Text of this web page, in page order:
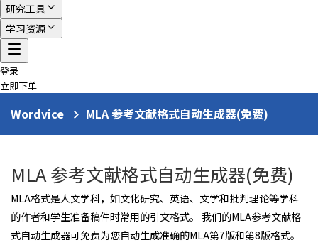
研究工具
学习资源
登录
立即下单
Wordvice MLA 参考文献格式自动生成器(免费)
MLA 参考文献格式自动生成器(免费)
MLA格式是人文学科，如文化研究、英语、文学和批判理论等学科
的作者和学生准备稿件时常用的引文格式。 我们的MLA参考文献格
式自动生成器可免费为您自动生成准确的MLA第7版和第8版格式。